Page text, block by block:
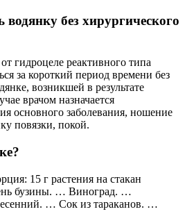
без хирургического
гидроцеле реактивного типа
за короткий период времени без
возникшей в результате
врачом назначается
основного заболевания, ношение
повязки, покой.
15 г растения на стакан
бузины. … Виноград. …
… Сок из тараканов. …